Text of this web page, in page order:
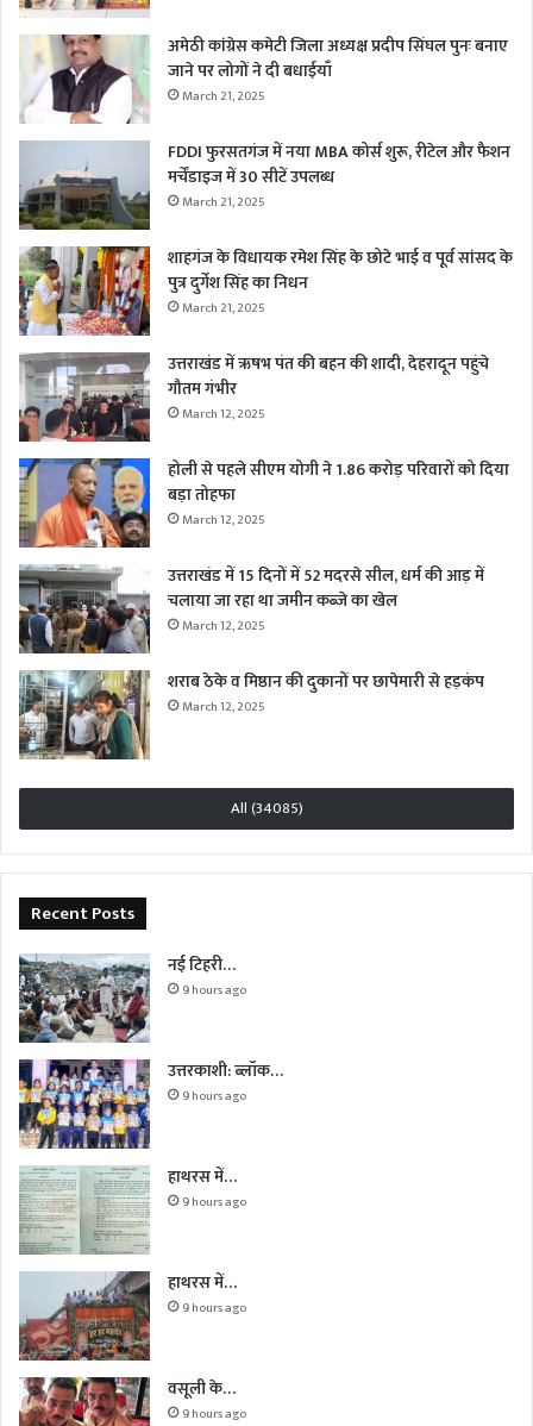
अमेठी कांग्रेस कमेटी जिला अध्यक्ष प्रदीप सिंघल पुनः बनाए
जाने पर लोगों ने दी बधाईयाँ
March 21, 2025
FDDI फुरसतगंज में नया MBA कोर्स शुरू, रीटेल और फैशन
मर्चेंडाइज में 30 सीटें उपलब्ध
March 21, 2025
शाहगंज के विधायक रमेश सिंह के छोटे भाई व पूर्व सांसद के
पुत्र दुर्गेश सिंह का निधन
March 21, 2025
उत्तराखंड में ऋषभ पंत की बहन की शादी, देहरादून पहुंचे
गौतम गंभीर
March 12, 2025
होली से पहले सीएम योगी ने 1.86 करोड़ परिवारों को दिया
बड़ा तोहफा
March 12, 2025
उत्तराखंड में 15 दिनों में 52 मदरसे सील, धर्म की आड़ में
चलाया जा रहा था जमीन कब्जे का खेल
March 12, 2025
शराब ठेके व मिष्ठान की दुकानों पर छापेमारी से हड़कंप
March 12, 2025
All (34085)
Recent Posts
नई टिहरी…
9 hours ago
उत्तरकाशी: ब्लॉक…
9 hours ago
हाथरस में…
9 hours ago
हाथरस में…
9 hours ago
वसूली के…
9 hours ago